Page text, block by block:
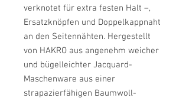
verknotet für extra festen Halt –,
Ersatzknöpfen und Doppelkappnaht
an den Seitennähten. Hergestellt
von HAKRO aus angenehm weicher
und bügelleichter Jacquard-
Maschenware aus einer
strapazierfähigen Baumwoll-